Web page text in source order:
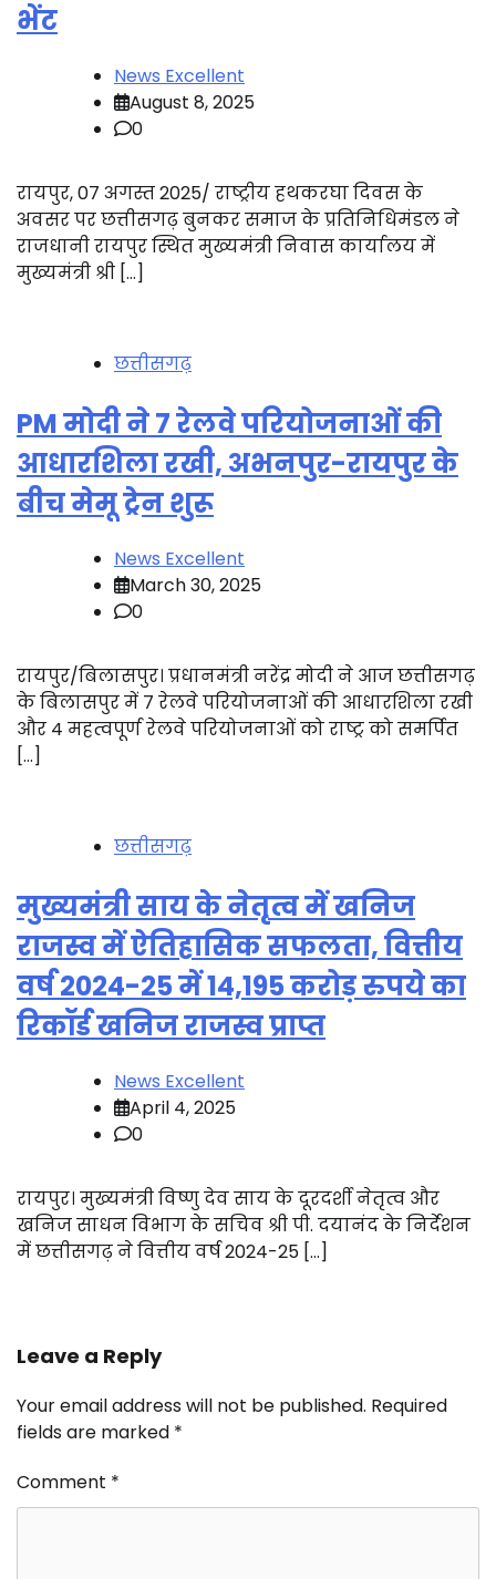
भेंट
News Excellent
August 8, 2025
0
रायपुर, 07 अगस्त 2025/ राष्ट्रीय हथकरघा दिवस के
अवसर पर छत्तीसगढ़ बुनकर समाज के प्रतिनिधिमंडल ने
राजधानी रायपुर स्थित मुख्यमंत्री निवास कार्यालय में
मुख्यमंत्री श्री […]
छत्तीसगढ़
PM मोदी ने 7 रेलवे परियोजनाओं की
आधारशिला रखी, अभनपुर-रायपुर के
बीच मेमू ट्रेन शुरू
News Excellent
March 30, 2025
0
रायपुर/बिलासपुर। प्रधानमंत्री नरेंद्र मोदी ने आज छत्तीसगढ़
के बिलासपुर में 7 रेलवे परियोजनाओं की आधारशिला रखी
और 4 महत्वपूर्ण रेलवे परियोजनाओं को राष्ट्र को समर्पित
[…]
छत्तीसगढ़
मुख्यमंत्री साय के नेतृत्व में खनिज
राजस्व में ऐतिहासिक सफलता, वित्तीय
वर्ष 2024-25 में 14,195 करोड़ रुपये का
रिकॉर्ड खनिज राजस्व प्राप्त
News Excellent
April 4, 2025
0
रायपुर। मुख्यमंत्री विष्णु देव साय के दूरदर्शी नेतृत्व और
खनिज साधन विभाग के सचिव श्री पी. दयानंद के निर्देशन
में छत्तीसगढ़ ने वित्तीय वर्ष 2024-25 […]
Leave a Reply
Your email address will not be published. Required
fields are marked *
Comment *